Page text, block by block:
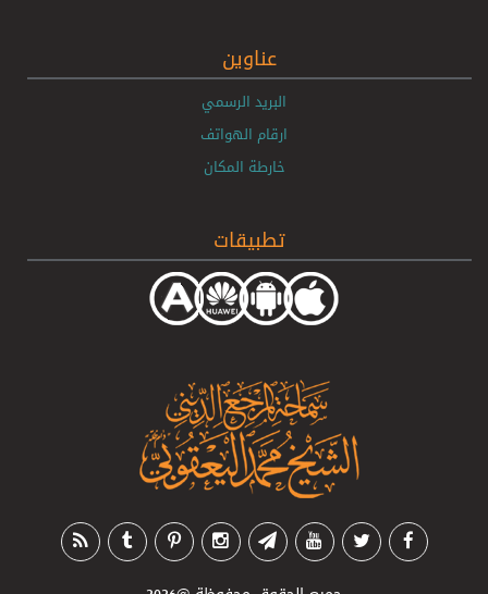
عناوين
البريد الرسمي
ارقام الهواتف
خارطة المكان
تطبيقات